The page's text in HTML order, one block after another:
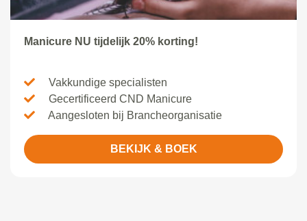
Manicure NU tijdelijk 20% korting!
Vakkundige specialisten
Gecertificeerd CND Manicure
Aangesloten bij Brancheorganisatie
BEKIJK & BOEK